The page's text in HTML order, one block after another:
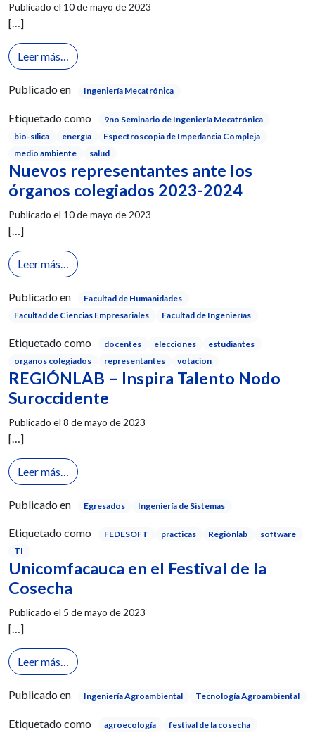
Publicado el 10 de mayo de 2023
[…]
Leer más… from 9no Seminario de Mecatrónica
Publicado en Ingeniería Mecatrónica
Etiquetado como
9no Seminario de Ingeniería Mecatrónica
bio-sílica
energía
Espectroscopia de Impedancia Compleja
medio ambiente
salud
Nuevos representantes ante los
órganos colegiados 2023-2024
Publicado el 10 de mayo de 2023
[…]
Leer más… from Nuevos representantes ante los órganos
Publicado en
Facultad de Humanidades
Facultad de Ciencias Empresariales
Facultad de Ingenierías
Etiquetado como docentes elecciones
estudiantes
organos colegiados
representantes votacion
REGIÓNLAB – Inspira Talento Nodo
Suroccidente
Publicado el 8 de mayo de 2023
[…]
Leer más… from REGIÓNLAB – Inspira Talento Nodo
Publicado en Egresados Ingeniería de Sistemas
Etiquetado como FEDESOFT practicas Regiónlab
software
TI
Unicomfacauca en el Festival de la
Cosecha
Publicado el 5 de mayo de 2023
[…]
Leer más… from Unicomfacauca en el Festival de la Cosecha
Publicado en Ingeniería Agroambiental Tecnología Agroambiental
Etiquetado como agroecología
festival de la cosecha